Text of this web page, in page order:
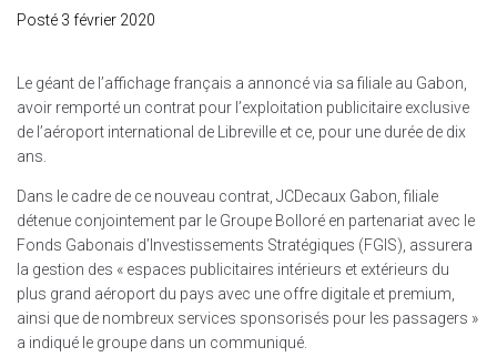
Posté 3 février 2020
Le géant de l’affichage français a annoncé via sa filiale au Gabon,
avoir remporté un contrat pour l’exploitation publicitaire exclusive
de l’aéroport international de Libreville et ce, pour une durée de dix
ans.
Dans le cadre de ce nouveau contrat, JCDecaux Gabon, filiale
détenue conjointement par le Groupe Bolloré en partenariat avec le
Fonds Gabonais d’Investissements Stratégiques (FGIS), assurera
la gestion des « espaces publicitaires intérieurs et extérieurs du
plus grand aéroport du pays avec une offre digitale et premium,
ainsi que de nombreux services sponsorisés pour les passagers »
a indiqué le groupe dans un communiqué.